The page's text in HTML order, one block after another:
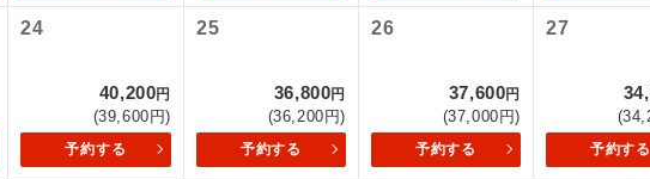
24
40,200円
(39,600円)
予約する
25
36,800円
(36,200円)
予約する
26
37,600円
(37,000円)
予約する
27
予約する
ご旅行の契約が成立となります。
ウェブ限定コースとなりますので、コールセンター及びカウンターで
せん。
絶景スポットに立ち寄るコースです。
温泉 温泉地にも宿泊するコースです。
露天風呂 ご宿泊ホテルに露天風呂が付いています